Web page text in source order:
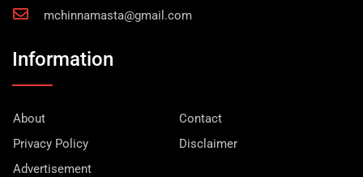
mchinnamasta@gmail.com
Information
About
Contact
Privacy Policy
Disclaimer
Advertisement